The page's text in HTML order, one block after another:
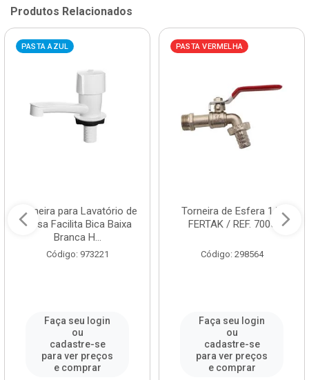
Produtos Relacionados
PASTA AZUL
Torneira para Lavatório de
Mesa Facilita Bica Baixa
Branca H...
Código: 973221
Faça seu login
ou
cadastre-se
para ver preços
e comprar
PASTA VERMELHA
Torneira de Esfera 1/2
FERTAK / REF. 7005
Código: 298564
Faça seu login
ou
cadastre-se
para ver preços
e comprar